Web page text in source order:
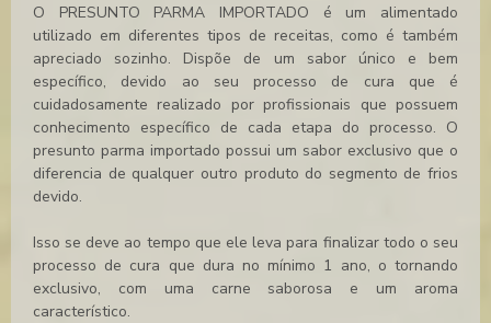
O PRESUNTO PARMA IMPORTADO é um alimentado
utilizado em diferentes tipos de receitas, como é também
apreciado sozinho. Dispõe de um sabor único e bem
específico, devido ao seu processo de cura que é
cuidadosamente realizado por profissionais que possuem
conhecimento específico de cada etapa do processo. O
presunto parma importado possui um sabor exclusivo que o
diferencia de qualquer outro produto do segmento de frios
devido.
Isso se deve ao tempo que ele leva para finalizar todo o seu
processo de cura que dura no mínimo 1 ano, o tornando
exclusivo, com uma carne saborosa e um aroma
característico.